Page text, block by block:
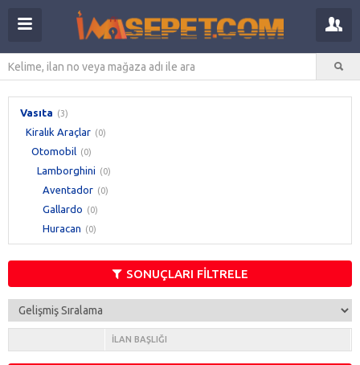
Vasıta (3)
Kiralık Araçlar (0)
Otomobil (0)
Lamborghini (0)
Aventador (0)
Gallardo (0)
Huracan (0)
SONUÇLARI FİLTRELE
İLAN BAŞLIĞI